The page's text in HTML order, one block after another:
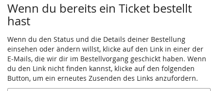
Wenn du bereits ein Ticket bestellt
hast
Wenn du den Status und die Details deiner Bestellung
einsehen oder ändern willst, klicke auf den Link in einer der
E-Mails, die wir dir im Bestellvorgang geschickt haben. Wenn
du den Link nicht finden kannst, klicke auf den folgenden
Button, um ein erneutes Zusenden des Links anzufordern.